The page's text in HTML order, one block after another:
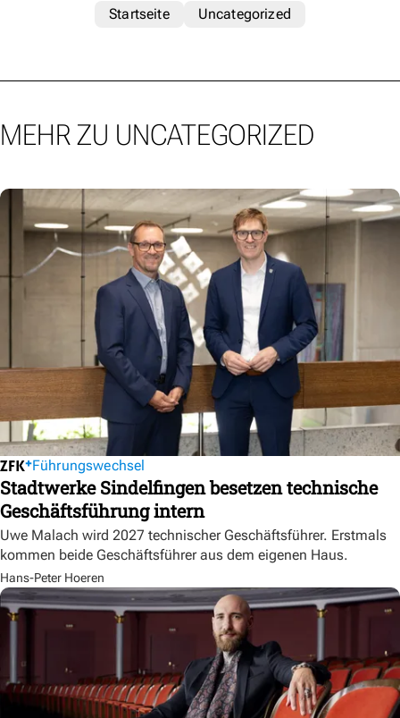
Startseite
Uncategorized
MEHR ZU UNCATEGORIZED
Führungswechsel
Stadtwerke Sindelfingen besetzen technische
Geschäftsführung intern
Uwe Malach wird 2027 technischer Geschäftsführer. Erstmals
kommen beide Geschäftsführer aus dem eigenen Haus.
Hans-Peter Hoeren